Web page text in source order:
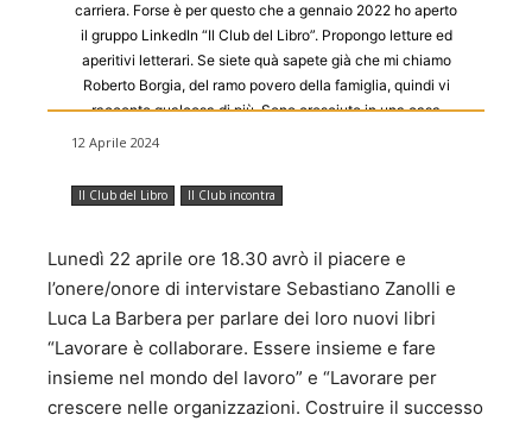
carriera. Forse è per questo che a gennaio 2022 ho aperto
il gruppo LinkedIn “Il Club del Libro”. Propongo letture ed
aperitivi letterari. Se siete quà sapete già che mi chiamo
Roberto Borgia, del ramo povero della famiglia, quindi vi
racconto qualcosa di più. Sono cresciuto in una casa
piena di libri e sarà per questo che adoro le biblioteche ma
di libri, sfogliarli, respirarli. Sono figlio di due ex camperisti
con la passione per i viaggi. Sarà per questo che ho scelto
persone di paesi diversi, conoscerne le tradizioni, la
cultura. La curiosità stimolata dai viaggi e dalle letture ha
aiutato. L'essere curioso mi porta ad informarmi sulle
anche per sommi capi, come funzionano le cose. Fare le
cose come le abbiamo sempre fatte non fa per me.
Leggere mi rilassa, mi rende "pieno", mi fa "viaggiare con
12 Aprile 2024
Il Club del Libro Il Club incontra
Lunedì 22 aprile ore 18.30 avrò il piacere e
l’onere/onore di intervistare Sebastiano Zanolli e
Luca La Barbera per parlare dei loro nuovi libri
“Lavorare è collaborare. Essere insieme e fare
insieme nel mondo del lavoro” e “Lavorare per
crescere nelle organizzazioni. Costruire il successo